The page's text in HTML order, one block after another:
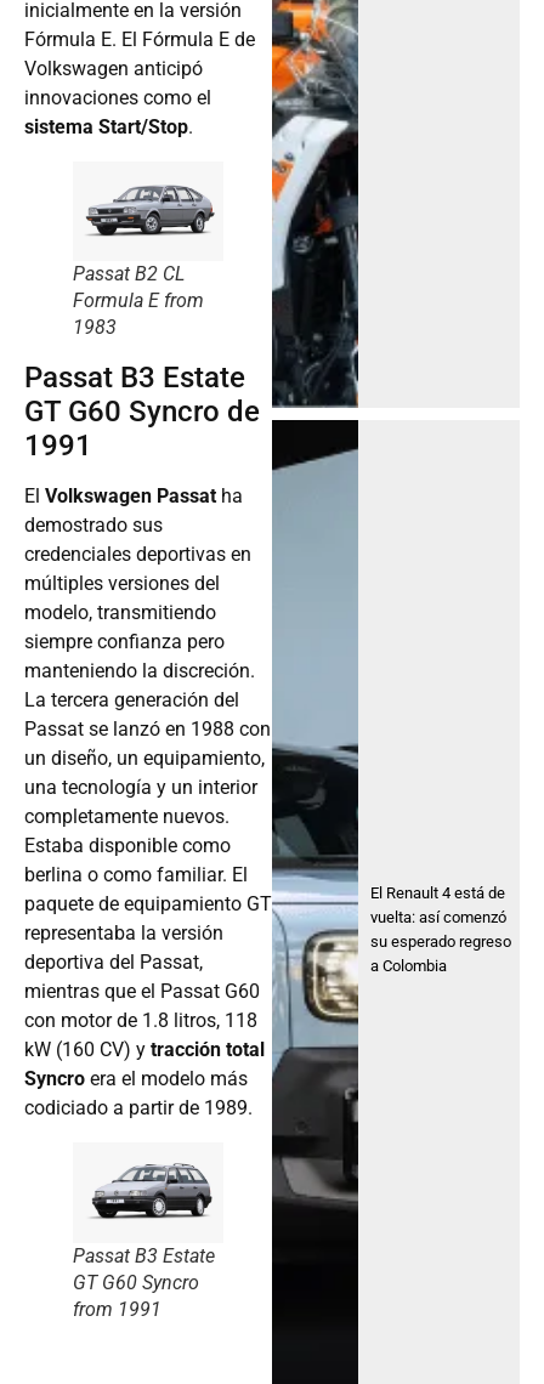
inicialmente en la versión
Fórmula E. El Fórmula E de
Volkswagen anticipó
innovaciones como el
sistema Start/Stop.
Passat B2 CL
Formula E from
1983
Passat B3 Estate
GT G60 Syncro de
1991
El Volkswagen Passat ha
demostrado sus
credenciales deportivas en
múltiples versiones del
modelo, transmitiendo
siempre confianza pero
manteniendo la discreción.
La tercera generación del
Passat se lanzó en 1988 con
un diseño, un equipamiento,
una tecnología y un interior
completamente nuevos.
Estaba disponible como
berlina o como familiar. El
paquete de equipamiento GT
representaba la versión
deportiva del Passat,
mientras que el Passat G60
con motor de 1.8 litros, 118
kW (160 CV) y tracción total
Syncro era el modelo más
codiciado a partir de 1989.
Passat B3 Estate
GT G60 Syncro
from 1991
El Renault 4 está de
vuelta: así comenzó
su esperado regreso
a Colombia